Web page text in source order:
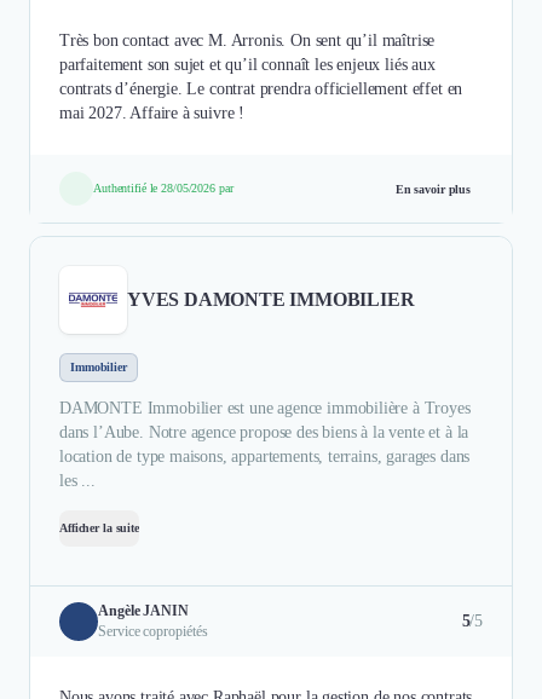
Très bon contact avec M. Arronis. On sent qu’il maîtrise
parfaitement son sujet et qu’il connaît les enjeux liés aux
contrats d’énergie. Le contrat prendra officiellement effet en
mai 2027. Affaire à suivre !
Authentifié le 28/05/2026 par En savoir plus
YVES DAMONTE IMMOBILIER
Immobilier
DAMONTE Immobilier est une agence immobilière à Troyes
dans l’Aube. Notre agence propose des biens à la vente et à la
location de type maisons, appartements, terrains, garages dans
les ...
Afficher la suite
Angèle JANIN
Service copropiétés
5/5